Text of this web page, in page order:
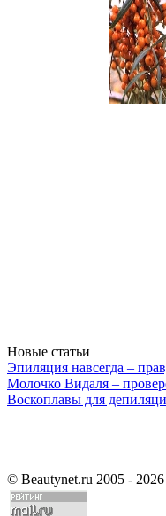
Новые статьи
Эпиляция навсегда –
Молочко Видаля –
Воскоплавы для
© Beautynet.ru 2005 - 2026